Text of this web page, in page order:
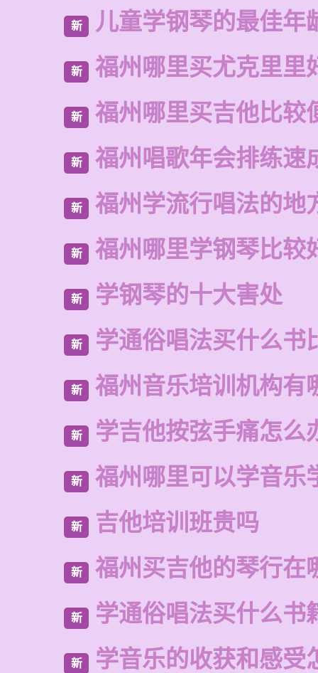
新 儿童学钢琴的最佳年
新 福州哪里买尤克里里
新 福州哪里买吉他比较
新 福州唱歌年会排练速
新 福州学流行唱法的地
新 福州哪里学钢琴比较
新 学钢琴的十大害处
新 学通俗唱法买什么书
新 福州音乐培训机构有
新 学吉他按弦手痛怎么
新 福州哪里可以学音乐
新 吉他培训班贵吗
新 福州买吉他的琴行在
新 学通俗唱法买什么书
新 学音乐的收获和感受